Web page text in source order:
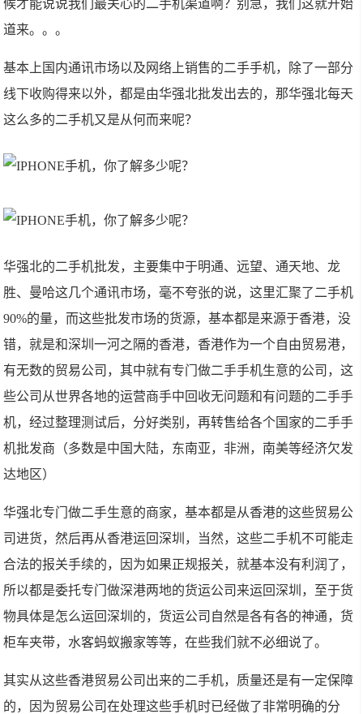
候才能说说我们最关心的二手机渠道啊？别急，我们这就开始
道来。。。
基本上国内通讯市场以及网络上销售的二手手机，除了一部分
线下收购得来以外，都是由华强北批发出去的，那华强北每天
这么多的二手机又是从何而来呢？
华强北的二手机批发，主要集中于明通、远望、通天地、龙
胜、曼哈这几个通讯市场，毫不夸张的说，这里汇聚了二手机
90%的量，而这些批发市场的货源，基本都是来源于香港，没
错，就是和深圳一河之隔的香港，香港作为一个自由贸易港，
有无数的贸易公司，其中就有专门做二手手机生意的公司，这
些公司从世界各地的运营商手中回收无问题和有问题的二手手
机，经过整理测试后，分好类别，再转售给各个国家的二手手
机批发商（多数是中国大陆，东南亚，非洲，南美等经济欠发
达地区）
华强北专门做二手生意的商家，基本都是从香港的这些贸易公
司进货，然后再从香港运回深圳，当然，这些二手机不可能走
合法的报关手续的，因为如果正规报关，就基本没有利润了，
所以都是委托专门做深港两地的货运公司来运回深圳，至于货
物具体是怎么运回深圳的，货运公司自然是各有各的神通，货
柜车夹带，水客蚂蚁搬家等等，在些我们就不必细说了。
其实从这些香港贸易公司出来的二手机，质量还是有一定保障
的，因为贸易公司在处理这些手机时已经做了非常明确的分